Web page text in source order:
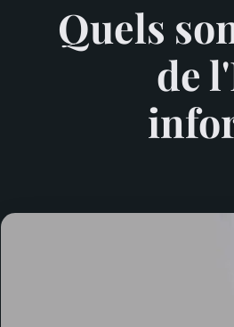
Quels
de